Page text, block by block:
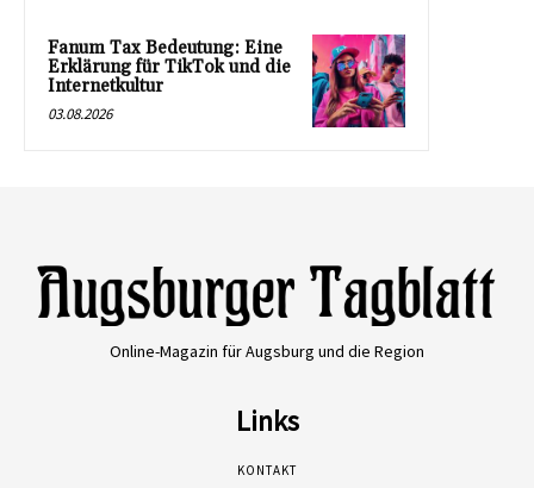
Fanum Tax Bedeutung: Eine
Erklärung für TikTok und die
Internetkultur
03.08.2026
Online-Magazin für Augsburg und die Region
Links
KONTAKT